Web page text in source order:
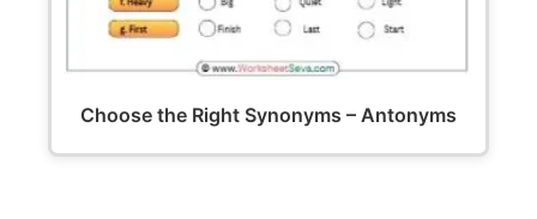
Choose the Right Synonyms – Antonyms